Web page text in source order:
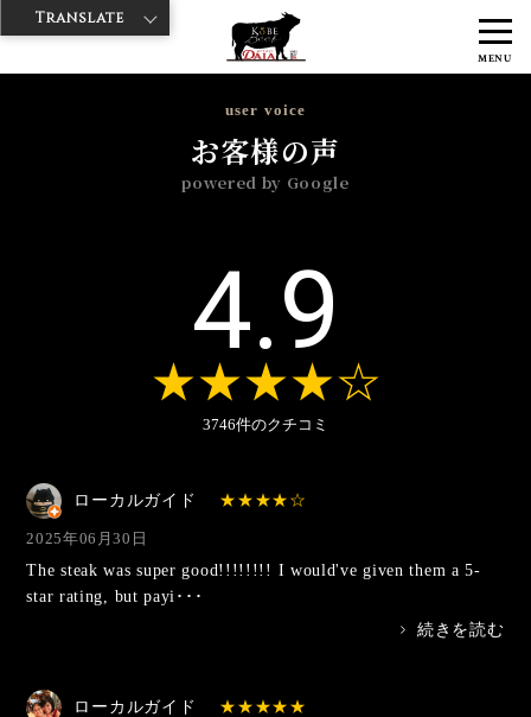
MENU
神戸牛ダイヤ > 神戸牛ダイア 渋谷1号店 2025年
user voice
お客様の声
powered by Google
4.9
3746件のクチコミ
ローカルガイド
2025年06月30日
The steak was super good!!!!!!!! I would've given them a 5-
star rating, but payi･･･
>
続きを読む
ローカルガイド
Translate